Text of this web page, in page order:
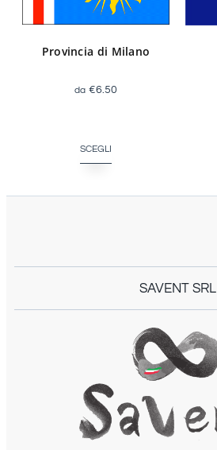
Provincia di Milano
€6.50
SCEGLI
SAVENT SRL